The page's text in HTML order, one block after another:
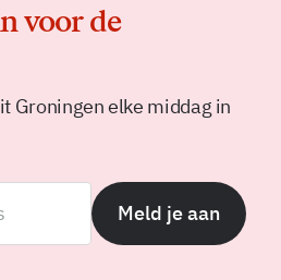
voor de
Groningen elke middag in
Meld je aan